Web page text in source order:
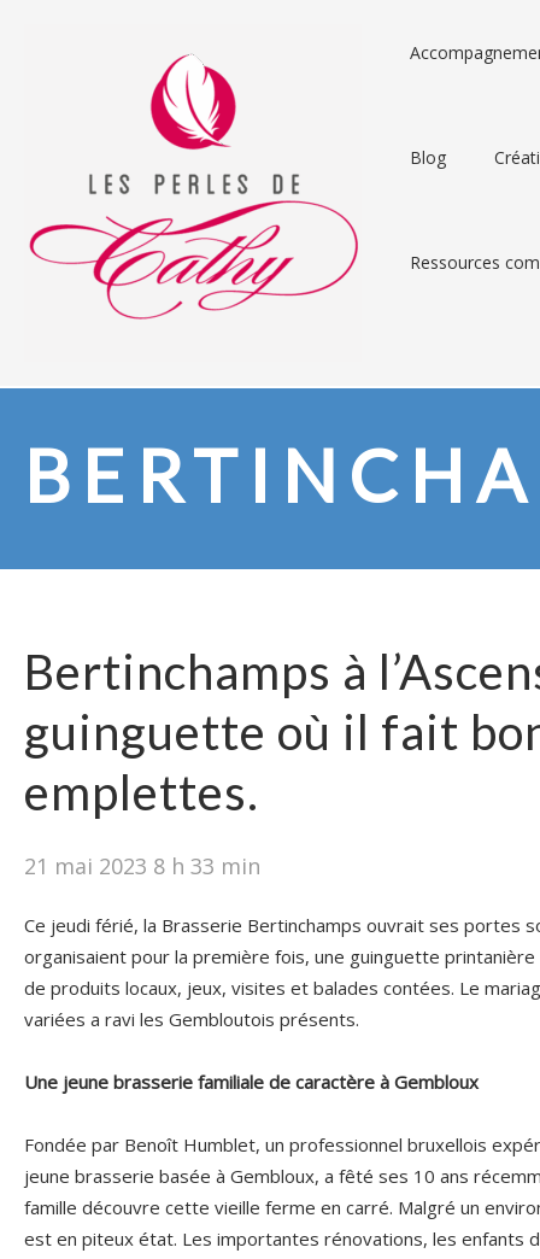
Blog
Ressources
Bertinchamps à
guinguette où il fait
emplettes.
21 mai 2023 8 h 33 min
Ce jeudi férié, la Brasserie Bertinchamps ouvrait ses portes
organisaient pour la première fois, une guinguette
de produits locaux, jeux, visites et balades contées. Le
variées a ravi les Gembloutois présents.
Une jeune brasserie familiale de caractère à Gembloux
Fondée par Benoît Humblet, un professionnel bruxellois
jeune brasserie basée à Gembloux, a fêté ses 10 ans
famille découvre cette vieille ferme en carré. Malgré un
est en piteux état. Les importantes rénovations, les enfants